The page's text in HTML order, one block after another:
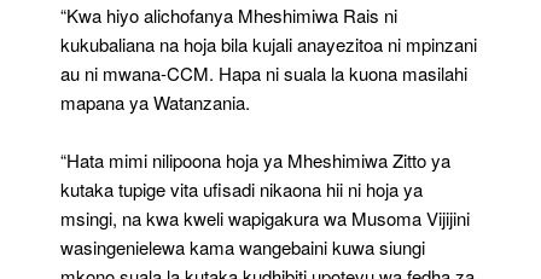
“Kwa hiyo alichofanya Mheshimiwa Rais ni
kukubaliana na hoja bila kujali anayezitoa ni mpinzani
au ni mwana-CCM. Hapa ni suala la kuona masilahi
mapana ya Watanzania.
“Hata mimi nilipoona hoja ya Mheshimiwa Zitto ya
kutaka tupige vita ufisadi nikaona hii ni hoja ya
msingi, na kwa kweli wapigakura wa Musoma Vijijini
wasingenielewa kama wangebaini kuwa siungi